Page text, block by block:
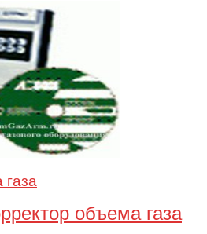
объема газа